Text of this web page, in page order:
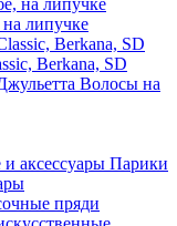
липучке
Berkana, SD
Волосы на
Парики
пряди